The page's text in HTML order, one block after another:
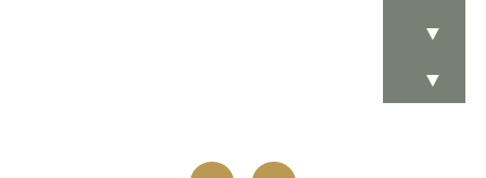
▼
▼